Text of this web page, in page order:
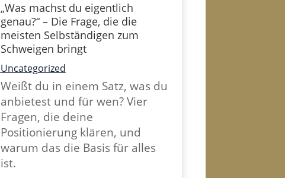
„Was machst du eigentlich
genau?“ – Die Frage, die die
meisten Selbständigen zum
Schweigen bringt
Uncategorized
Weißt du in einem Satz, was du
anbietest und für wen? Vier
Fragen, die deine
Positionierung klären, und
warum das die Basis für alles
ist.